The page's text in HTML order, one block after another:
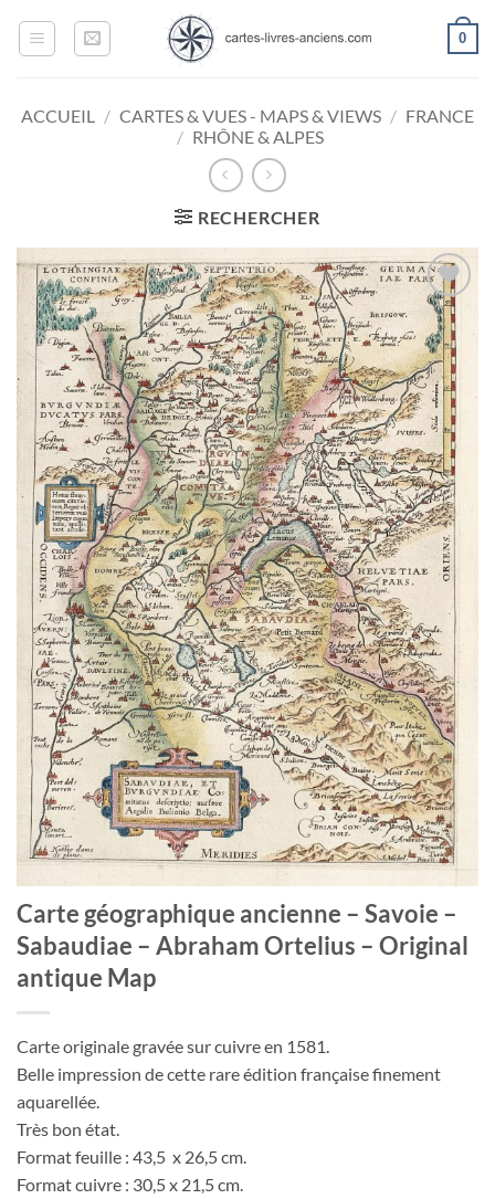
0
ACCUEIL / CARTES & VUES - MAPS & VIEWS / FRANCE
/ RHÔNE & ALPES
RECHERCHER
Ajouter
à la
wishlist
Carte géographique ancienne – Savoie –
Sabaudiae – Abraham Ortelius – Original
antique Map
Carte originale gravée sur cuivre en 1581.
Belle impression de cette rare édition française finement
aquarellée.
Très bon état.
Format feuille : 43,5 x 26,5 cm.
Format cuivre : 30,5 x 21,5 cm.